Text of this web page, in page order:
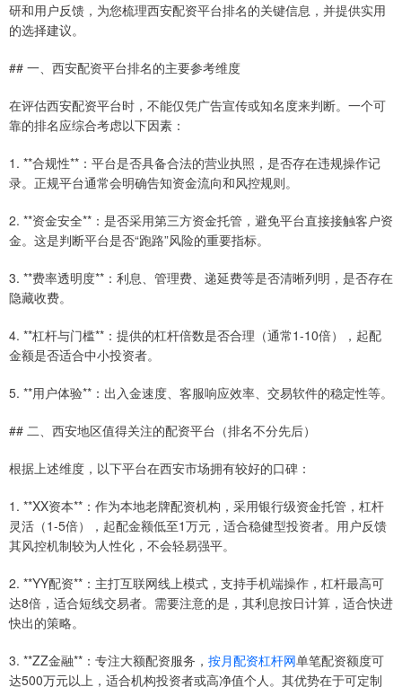
研和用户反馈，为您梳理西安配资平台排名的关键信息，并提供实用
的选择建议。
## 一、西安配资平台排名的主要参考维度
在评估西安配资平台时，不能仅凭广告宣传或知名度来判断。一个可
靠的排名应综合考虑以下因素：
1. **合规性**：平台是否具备合法的营业执照，是否存在违规操作记
录。正规平台通常会明确告知资金流向和风控规则。
2. **资金安全**：是否采用第三方资金托管，避免平台直接接触客户资
金。这是判断平台是否“跑路”风险的重要指标。
3. **费率透明度**：利息、管理费、递延费等是否清晰列明，是否存在
隐藏收费。
4. **杠杆与门槛**：提供的杠杆倍数是否合理（通常1-10倍），起配
金额是否适合中小投资者。
5. **用户体验**：出入金速度、客服响应效率、交易软件的稳定性等。
## 二、西安地区值得关注的配资平台（排名不分先后）
根据上述维度，以下平台在西安市场拥有较好的口碑：
1. **XX资本**：作为本地老牌配资机构，采用银行级资金托管，杠杆
灵活（1-5倍），起配金额低至1万元，适合稳健型投资者。用户反馈
其风控机制较为人性化，不会轻易强平。
2. **YY配资**：主打互联网线上模式，支持手机端操作，杠杆最高可
达8倍，适合短线交易者。需要注意的是，其利息按日计算，适合快进
快出的策略。
3. **ZZ金融**：专注大额配资服务， 按月配资杠杆网单笔配资额度可
达500万元以上，适合机构投资者或高净值个人。其优势在于可定制